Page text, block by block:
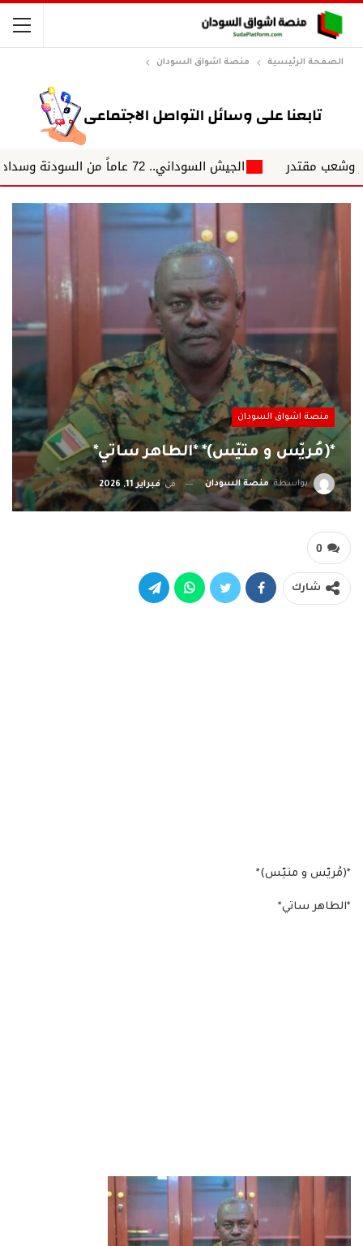
الصفحة الرئيسية منصة اشواق السودان
الجيش السوداني.. 72 عاماً من السودنة وسداد فواتير السياسة د. حيدر البدري.. يكتب في نقطة سطر جديد...
منصة اشواق السودان
*‏‏(مُريّس و متيّس)* *الطاهر ساتي*
بواسطة منصة السودان فيفبراير 11, 2026
0
شارك
*‏‏(مُريّس و متيّس)*
*الطاهر ساتي*